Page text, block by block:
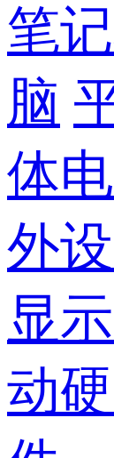
笔
脑
体
外
显
动